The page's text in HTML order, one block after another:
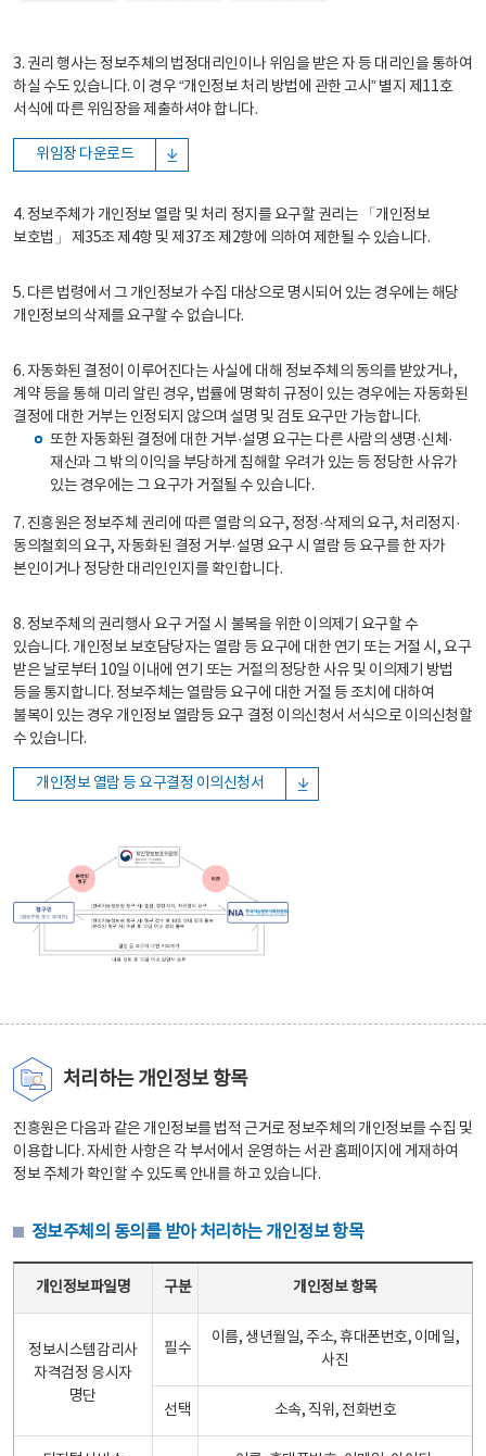
3. 권리 행사는 정보주체의 법정대리인이나 위임을 받은 자 등 대리인을 통하여
하실 수도 있습니다. 이 경우 “개인정보 처리 방법에 관한 고시” 별지 제11호
서식에 따른 위임장을 제출하셔야 합니다.
위임장 다운로드
4. 정보주체가 개인정보 열람 및 처리 정지를 요구할 권리는 「개인정보
보호법」 제35조 제4항 및 제37조 제2항에 의하여 제한될 수 있습니다.
5. 다른 법령에서 그 개인정보가 수집 대상으로 명시되어 있는 경우에는 해당
개인정보의 삭제를 요구할 수 없습니다.
6. 자동화된 결정이 이루어진다는 사실에 대해 정보주체의 동의를 받았거나,
계약 등을 통해 미리 알린 경우, 법률에 명확히 규정이 있는 경우에는 자동화된
결정에 대한 거부는 인정되지 않으며 설명 및 검토 요구만 가능합니다.
또한 자동화된 결정에 대한 거부·설명 요구는 다른 사람의 생명·신체·
재산과 그 밖의 이익을 부당하게 침해할 우려가 있는 등 정당한 사유가
있는 경우에는 그 요구가 거절될 수 있습니다.
7. 진흥원은 정보주체 권리에 따른 열람의 요구, 정정·삭제의 요구, 처리정지·
동의철회의 요구, 자동화된 결정 거부·설명 요구 시 열람 등 요구를 한 자가
본인이거나 정당한 대리인인지를 확인합니다.
8. 정보주체의 권리행사 요구 거절 시 불복을 위한 이의제기 요구할 수
있습니다. 개인정보 보호담당자는 열람 등 요구에 대한 연기 또는 거절 시, 요구
받은 날로부터 10일 이내에 연기 또는 거절의 정당한 사유 및 이의제기 방법
등을 통지합니다. 정보주체는 열람등 요구에 대한 거절 등 조치에 대하여
불복이 있는 경우 개인정보 열람등 요구 결정 이의신청서 서식으로 이의신청할
수 있습니다.
개인정보 열람 등 요구결정 이의신청서
처리하는 개인정보 항목
진흥원은 다음과 같은 개인정보를 법적 근거로 정보주체의 개인정보를 수집 및
이용합니다. 자세한 사항은 각 부서에서 운영하는 서관 홈페이지에 게재하여
정보 주체가 확인할 수 있도록 안내를 하고 있습니다.
정보주체의 동의를 받아 처리하는 개인정보 항목
개인정보파일명 구분 개인정보 항목
정보시스템감리사
자격검정 응시자
명단
필수
이름, 생년월일, 주소, 휴대폰번호, 이메일,
사진
선택 소속, 직위, 전화번호